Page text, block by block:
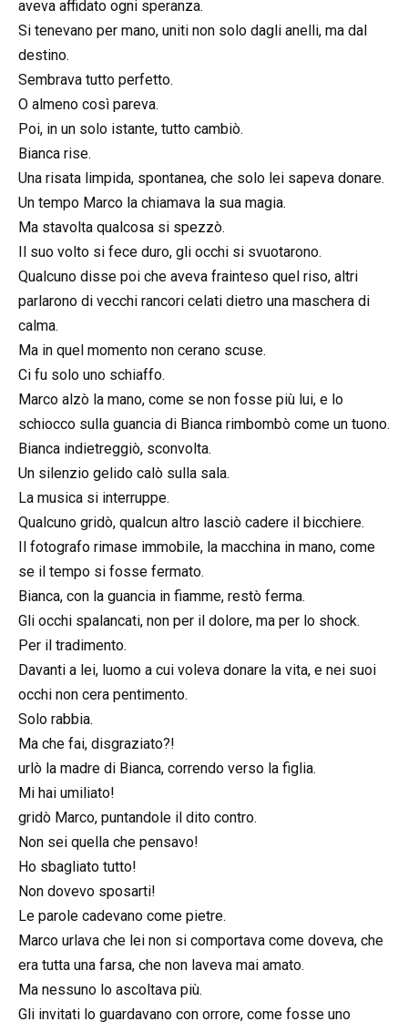
aveva affidato ogni speranza.
Si tenevano per mano, uniti non solo dagli anelli, ma dal
destino.
Sembrava tutto perfetto.
O almeno così pareva.
Poi, in un solo istante, tutto cambiò.
Bianca rise.
Una risata limpida, spontanea, che solo lei sapeva donare.
Un tempo Marco la chiamava la sua magia.
Ma stavolta qualcosa si spezzò.
Il suo volto si fece duro, gli occhi si svuotarono.
Qualcuno disse poi che aveva frainteso quel riso, altri
parlarono di vecchi rancori celati dietro una maschera di
calma.
Ma in quel momento non cerano scuse.
Ci fu solo uno schiaffo.
Marco alzò la mano, come se non fosse più lui, e lo
schiocco sulla guancia di Bianca rimbombò come un tuono.
Bianca indietreggiò, sconvolta.
Un silenzio gelido calò sulla sala.
La musica si interruppe.
Qualcuno gridò, qualcun altro lasciò cadere il bicchiere.
Il fotografo rimase immobile, la macchina in mano, come
se il tempo si fosse fermato.
Bianca, con la guancia in fiamme, restò ferma.
Gli occhi spalancati, non per il dolore, ma per lo shock.
Per il tradimento.
Davanti a lei, luomo a cui voleva donare la vita, e nei suoi
occhi non cera pentimento.
Solo rabbia.
Ma che fai, disgraziato?!
urlò la madre di Bianca, correndo verso la figlia.
Mi hai umiliato!
gridò Marco, puntandole il dito contro.
Non sei quella che pensavo!
Ho sbagliato tutto!
Non dovevo sposarti!
Le parole cadevano come pietre.
Marco urlava che lei non si comportava come doveva, che
era tutta una farsa, che non laveva mai amato.
Ma nessuno lo ascoltava più.
Gli invitati lo guardavano con orrore, come fosse uno